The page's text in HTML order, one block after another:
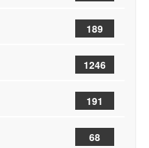
189
1246
191
68